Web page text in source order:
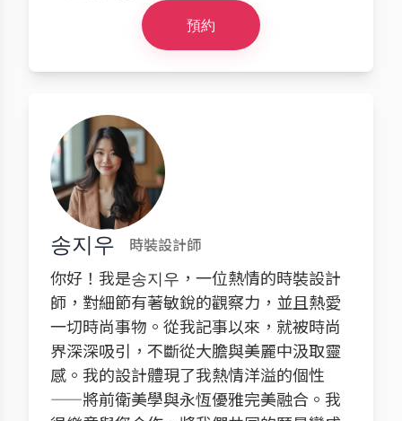
預約
송지우 時裝設計師
你好！我是송지우，一位熱情的時裝設計
師，對細節有著敏銳的觀察力，並且熱愛
一切時尚事物。從我記事以來，就被時尚
界深深吸引，不斷從大膽與美麗中汲取靈
感。我的設計體現了我熱情洋溢的個性
——將前衛美學與永恆優雅完美融合。我